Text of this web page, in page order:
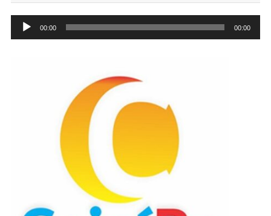
Tocador
00:00 00:00